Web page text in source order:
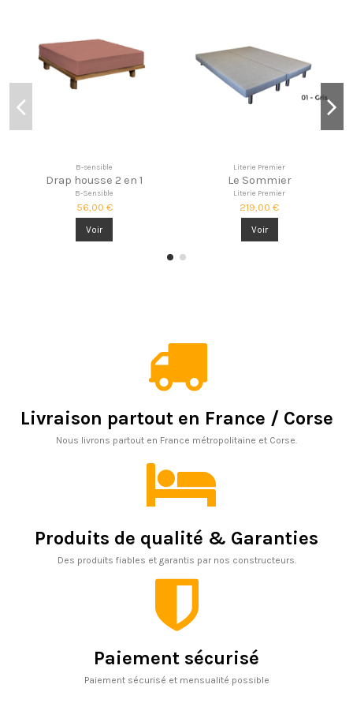
B-sensible
Drap housse 2 en 1
B-Sensible
56,00 €
Voir
Literie Premier
Le Sommier
Literie Premier
219,00 €
Voir
Livraison partout en France / Corse
Nous livrons partout en France métropolitaine et Corse.
Produits de qualité & Garanties
Des produits fiables et garantis par nos constructeurs.
Paiement sécurisé
Paiement sécurisé et mensualité possible